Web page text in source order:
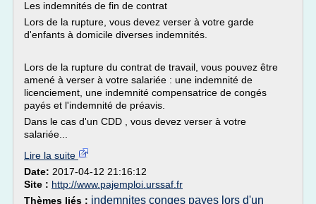
Les indemnités de fin de contrat
Lors de la rupture, vous devez verser à votre garde
d'enfants à domicile diverses indemnités.
Lors de la rupture du contrat de travail, vous pouvez être
amené à verser à votre salariée : une indemnité de
licenciement, une indemnité compensatrice de congés
payés et l'indemnité de préavis.
Dans le cas d'un CDD , vous devez verser à votre
salariée...
Lire la suite
Date: 2017-04-12 21:16:12
Site : http://www.pajemploi.urssaf.fr
Thèmes liés : indemnites conges payes lors d'un